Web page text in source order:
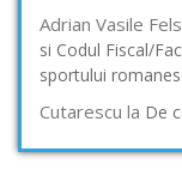
Adrian Vasile
si Codul Fiscal/
sportului
Cutarescu la De